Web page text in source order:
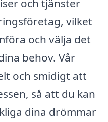
och tjänster
vilket
och välja det
behov. Vår
och smidigt att
så att du kan
dina drömmar